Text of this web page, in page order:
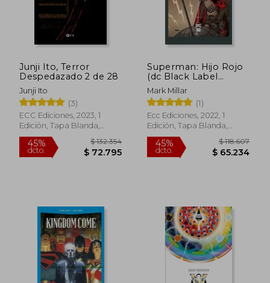
45%
dcto.
45%
dcto.
Junji Ito, Terror
Despedazado 2 de 28
Junji Ito
(3)
ECC Ediciones, 2023, 1
Edición, Tapa Blanda,
Nuevo
Superman: Hijo Rojo
(dc Black Label
Pocket) (Segunda
Edición)
Mark Millar
(1)
Ecc Ediciones, 2022, 1
Edición, Tapa Blanda,
Nuevo